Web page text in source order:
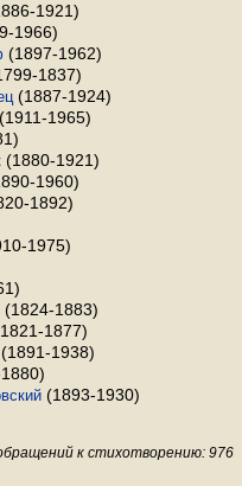
1921)
1966)
(1897-1962)
1837)
(1887-1924)
(1911-1965)
(1880-1921)
1960)
1892)
1975)
(1824-1883)
1877)
(1891-1938)
(1893-1930)
к стихотворению: 976